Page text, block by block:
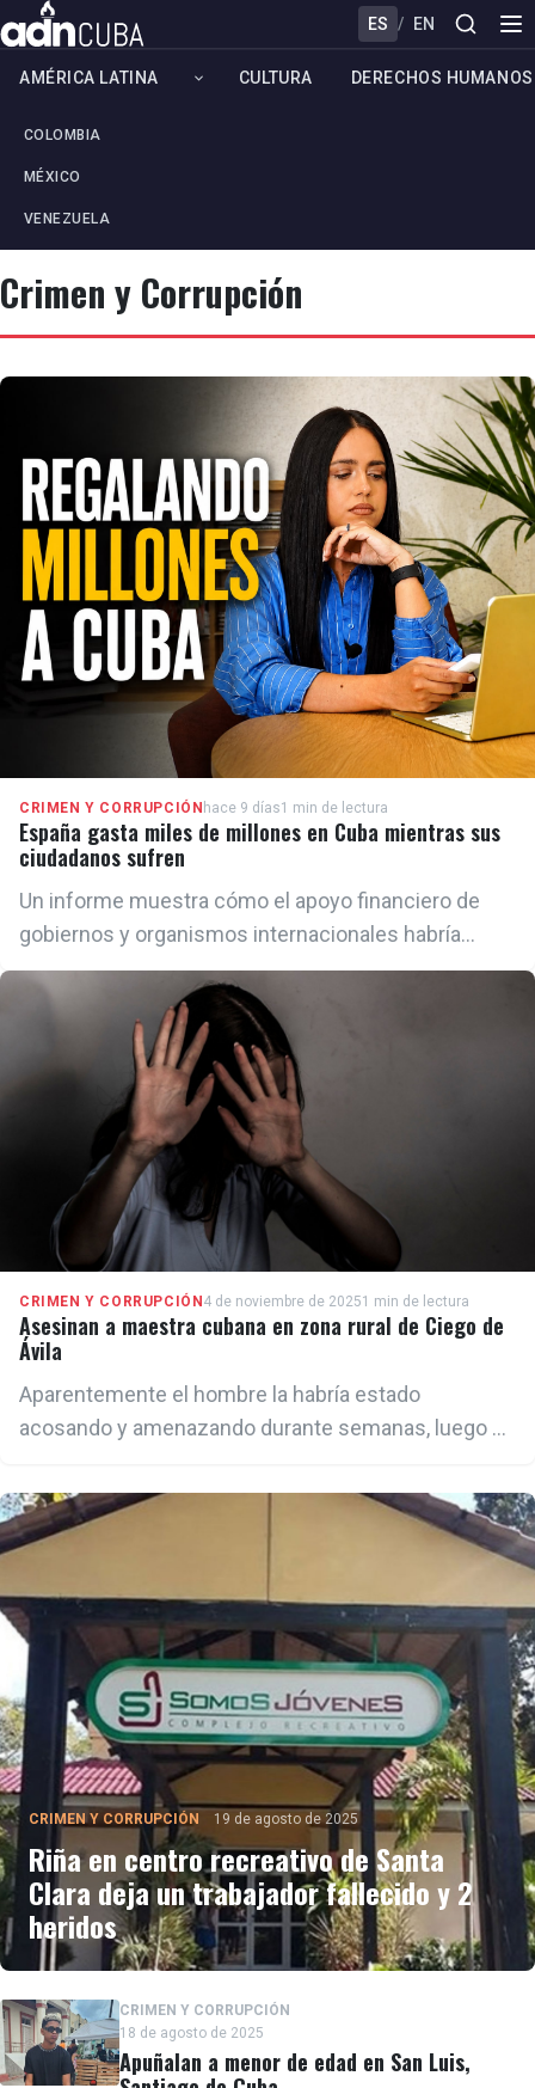
ES / EN
AMÉRICA LATINA
COLOMBIA
MÉXICO
VENEZUELA
CULTURA DERECHOS HUMANOS
Crimen y Corrupción
CRIMEN Y CORRUPCIÓN hace 9 días1 min de lectura
España gasta miles de millones en Cuba mientras sus
ciudadanos sufren
Un informe muestra cómo el apoyo financiero de
gobiernos y organismos internacionales habría
contribuido a prolongar la supervivencia de la
dictadura de La Habana, pese al deterioro de las
condiciones económicas y de los derechos
humanos en la isla.
CRIMEN Y CORRUPCIÓN 4 de noviembre de 20251 min de lectura
Asesinan a maestra cubana en zona rural de Ciego de
Ávila
Aparentemente el hombre la habría estado
acosando y amenazando durante semanas, luego de
teléfono móvil y la bicicleta, y luego huyó del lugar.
CRIMEN Y CORRUPCIÓN 19 de agosto de 2025
Riña en centro recreativo de Santa
Clara deja un trabajador fallecido y 2
heridos
CRIMEN Y CORRUPCIÓN
18 de agosto de 2025
Apuñalan a menor de edad en San Luis,